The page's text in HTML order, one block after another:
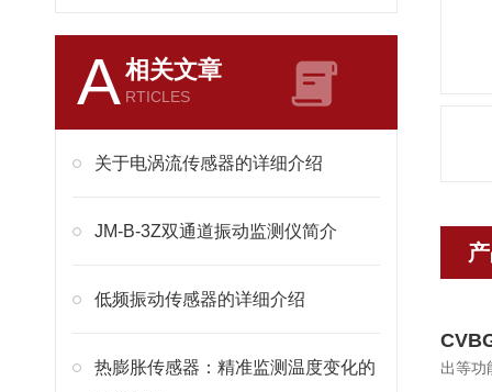
A相关文章
RTICLES
关于电涡流传感器的详细介绍
JM-B-3Z双通道振动监测仪简介
低频振动传感器的详细介绍
热膨胀传感器：精准监测温度变化的
出等功